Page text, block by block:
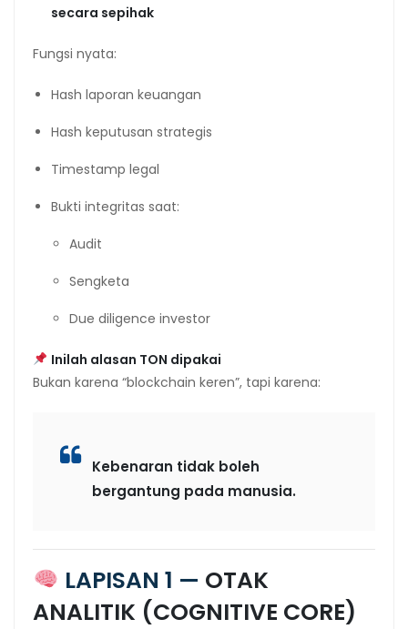
secara sepihak
Fungsi nyata:
Hash laporan keuangan
Hash keputusan strategis
Timestamp legal
Bukti integritas saat:
Audit
Sengketa
Due diligence investor
Inilah alasan TON dipakai
Bukan karena “blockchain keren”, tapi karena:
Kebenaran tidak boleh
bergantung pada manusia.
LAPISAN 1 — OTAK
ANALITIK (COGNITIVE CORE)